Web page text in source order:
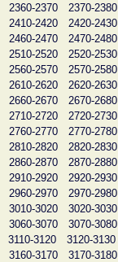
2360-2370 2370-2380
2410-2420 2420-2430
2460-2470 2470-2480
2510-2520 2520-2530
2560-2570 2570-2580
2610-2620 2620-2630
2660-2670 2670-2680
2710-2720 2720-2730
2760-2770 2770-2780
2810-2820 2820-2830
2860-2870 2870-2880
2910-2920 2920-2930
2960-2970 2970-2980
3010-3020 3020-3030
3060-3070 3070-3080
3110-3120 3120-3130
3160-3170 3170-3180